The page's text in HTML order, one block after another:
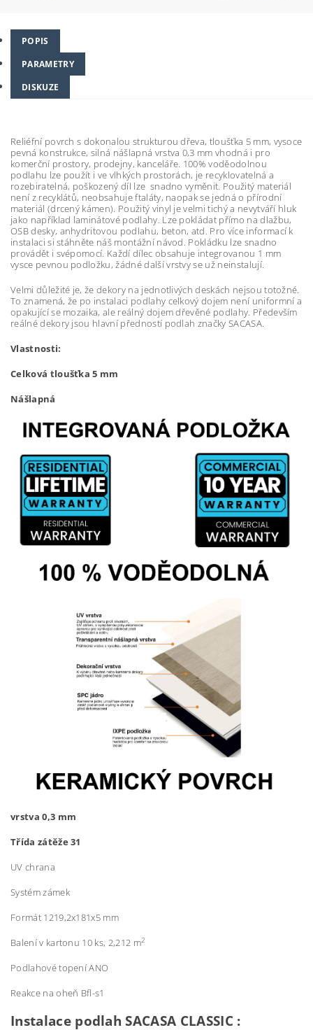
POPIS
PARAMETRY
DISKUZE
Reliéfní povrch s dokonalou strukturou dřeva, tloušťka 5 mm, vysoce
pevná konstrukce, silná nášlapná vrstva 0,3 mm vhodná i pro
komerční prostory, prodejny, kanceláře. 100% voděodolnou
podlahu lze použít i ve vlhkých prostorách, je recyklovatelná a
rozebiratelná, poškozený díl lze snadno vyměnit. Použitý materiál
není z recyklátů, neobsahuje ftaláty, naopak se jedná o přírodní
materiál (drcený kámen). Použitý vinyl je velmi tichý a nevytváří hluk
jako například laminátové podlahy. Lze pokládat přímo na dlažbu,
OSB desky, anhydritovou podlahu, beton, atd. Pro více informací k
instalaci si stáhněte náš montážní návod. Pokládku lze snadno
provádět i svépomocí. Každí dílec obsahuje integrovanou 1 mm
vysce pevnou podložku, žádné další vrstvy se už neinstalují.
Velmi důležité je, že dekory na jednotlivých deskách nejsou totožné.
To znamená, že po instalaci podlahy celkový dojem není uniformní a
opakující se mozaika, ale reálný dojem dřevěné podlahy. Především
reálné dekory jsou hlavní předností podlah značky SACASA.
Vlastnosti:
Celková tloušťka 5 mm
Nášlapná
vrstva 0,3 mm
Třída zátěže 31
UV chrana
Systém zámek
Formát 1219,2x181x5 mm
Balení v kartonu 10 ks, 2,212 m2
Podlahové topení ANO
Reakce na oheň Bfl-s1
Instalace podlah SACASA CLASSIC :